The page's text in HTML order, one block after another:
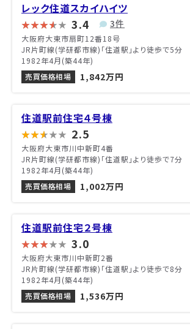
レック住道スカイハイツ
3.4 3件
大阪府大東市扇町12番18号
JR片町線(学研都市線)「住道駅」より徒歩で5分
1982年4月(築44年)
売買価格相場
1,842万円
住道駅前住宅４号棟
2.5
大阪府大東市川中新町4番
JR片町線(学研都市線)「住道駅」より徒歩で7分
1982年4月(築44年)
売買価格相場
1,002万円
住道駅前住宅２号棟
3.0
大阪府大東市川中新町2番
JR片町線(学研都市線)「住道駅」より徒歩で8分
1982年4月(築44年)
売買価格相場
1,536万円